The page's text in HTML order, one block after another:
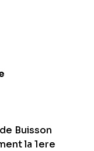
Buisson
la 1ere